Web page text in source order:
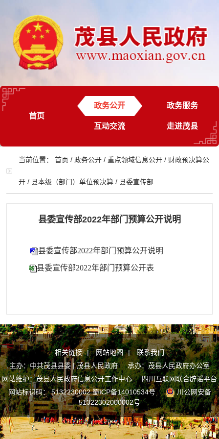
首页
政务公开 政务服务
互动交流 走进茂县
当前位置：首页 /政务公开 /重点领域信息公开 / 财政预决算公
开 /县本级（部门）单位预决算 /县委宣传部
县委宣传部2022年部门预算公开说明
县委宣传部2022年部门预算公开说明
县委宣传部2022年部门预算公开表
相关链接 | 网站地图 |
联系我们
主办：中共茂县县委 | 茂县人民政府 承办：茂县人民政府办公室
网站维护：茂县人民政府信息公开工作中心四川互联网联合辟谣平台
网站标识码： 5132230002蜀ICP备14010534号
川公网安备
51322302000002号